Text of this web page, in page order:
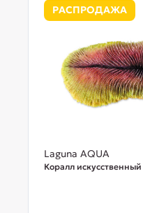
РАСПРОДАЖА
Laguna AQUA
Коралл